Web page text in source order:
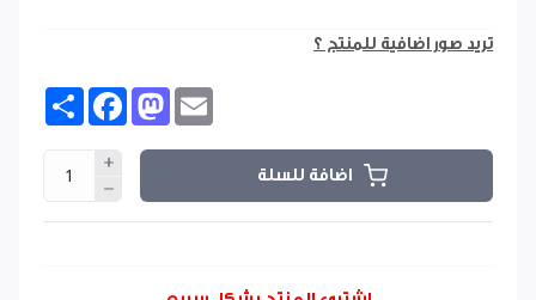
تريد صور اضافية للمنتج ؟
Share FacebookMastodon
اضافة للسلة